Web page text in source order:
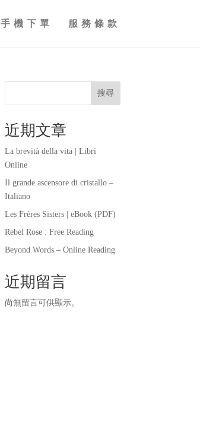
手機下單 服務條款
搜尋
近期文章
La brevità della vita | Libri
Online
Il grande ascensore di cristallo –
Italiano
Les Frères Sisters | eBook (PDF)
Rebel Rose : Free Reading
Beyond Words – Online Reading
近期留言
尚無留言可供顯示。